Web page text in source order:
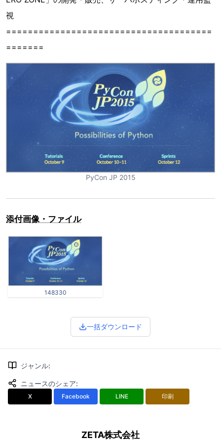
視
======================================
=======
PyCon JP 2015
添付画像・ファイル
148330
一括ダウンロード
ジャンル:
ニュースのシェア:
X Facebook LINE 印刷
ZETA株式会社